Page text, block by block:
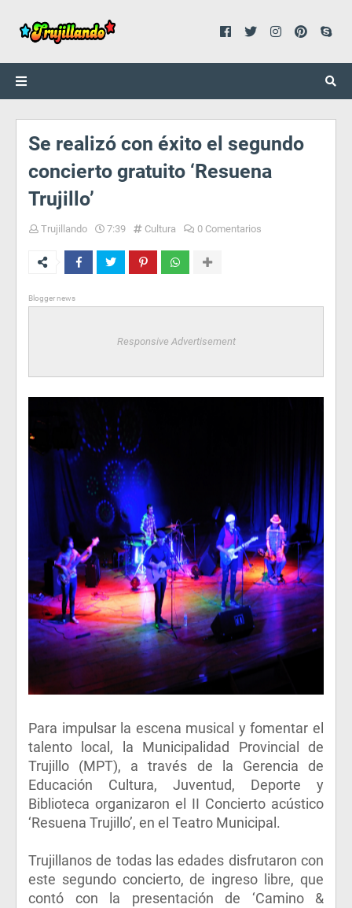
Se realizó con éxito el segundo
concierto gratuito ‘Resuena
Trujillo’
Trujillando 7:39 Cultura 0 Comentarios
Blogger news
Responsive Advertisement
Para impulsar la escena musical y fomentar el
talento local, la Municipalidad Provincial de
Trujillo (MPT), a través de la Gerencia de
Educación Cultura, Juventud, Deporte y
Biblioteca organizaron el II Concierto acústico
‘Resuena Trujillo’, en el Teatro Municipal.
Trujillanos de todas las edades disfrutaron con
este segundo concierto, de ingreso libre, que
contó con la presentación de ‘Camino &